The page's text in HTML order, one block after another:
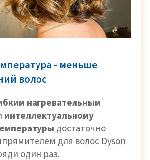
- меньше
волос
нагревательным
интеллектуальному
достаточно
для волос Dyson
один раз.